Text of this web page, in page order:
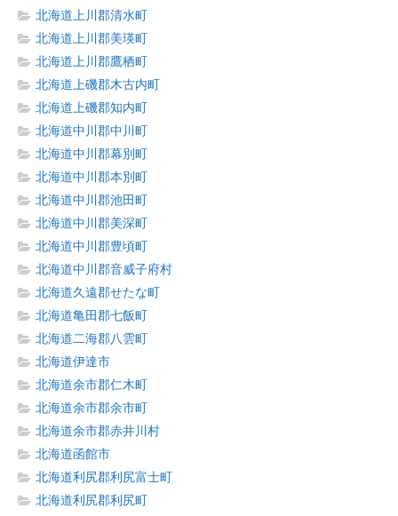
北海道上川郡清水町
北海道上川郡美瑛町
北海道上川郡鷹栖町
北海道上磯郡木古内町
北海道上磯郡知内町
北海道中川郡中川町
北海道中川郡幕別町
北海道中川郡本別町
北海道中川郡池田町
北海道中川郡美深町
北海道中川郡豊頃町
北海道中川郡音威子府村
北海道久遠郡せたな町
北海道亀田郡七飯町
北海道二海郡八雲町
北海道伊達市
北海道余市郡仁木町
北海道余市郡余市町
北海道余市郡赤井川村
北海道函館市
北海道利尻郡利尻富士町
北海道利尻郡利尻町